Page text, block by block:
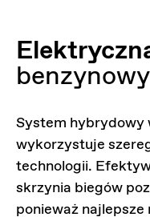
benzynowy
System hybrydowy
wykorzystuje
technologii.
skrzynia biegów
ponieważ najlepsze